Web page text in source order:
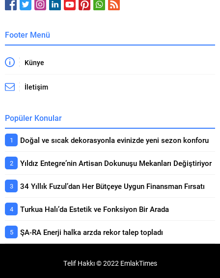
Footer Menü
Künye
İletişim
Popüler Konular
Doğal ve sıcak dekorasyonla evinizde yeni sezon konforu
Yıldız Entegre’nin Artisan Dokunuşu Mekanları Değiştiriyor
34 Yıllık Fuzul’dan Her Bütçeye Uygun Finansman Fırsatı
Turkua Halı’da Estetik ve Fonksiyon Bir Arada
ŞA-RA Enerji halka arzda rekor talep topladı
Telif Hakkı © 2022 EmlakTimes